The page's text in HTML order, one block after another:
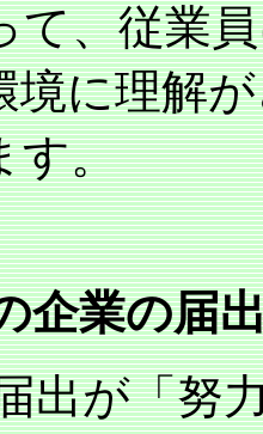
て、従業
境に理解
す。
企業の届
出が「努